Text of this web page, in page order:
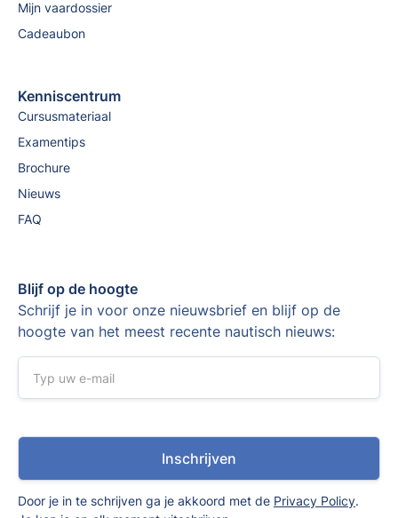
Mijn vaardossier
Cadeaubon
Kenniscentrum
Cursusmateriaal
Examentips
Brochure
Nieuws
FAQ
Blijf op de hoogte
Schrijf je in voor onze nieuwsbrief en blijf op de
hoogte van het meest recente nautisch nieuws:
Door je in te schrijven ga je akkoord met de Privacy Policy.